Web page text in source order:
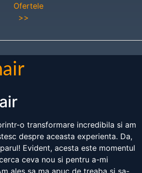
Ofertele
>>
o transformare incredibila si am
despre aceasta experienta. Da,
Evident, acesta este momentul
ceva nou si pentru a-mi